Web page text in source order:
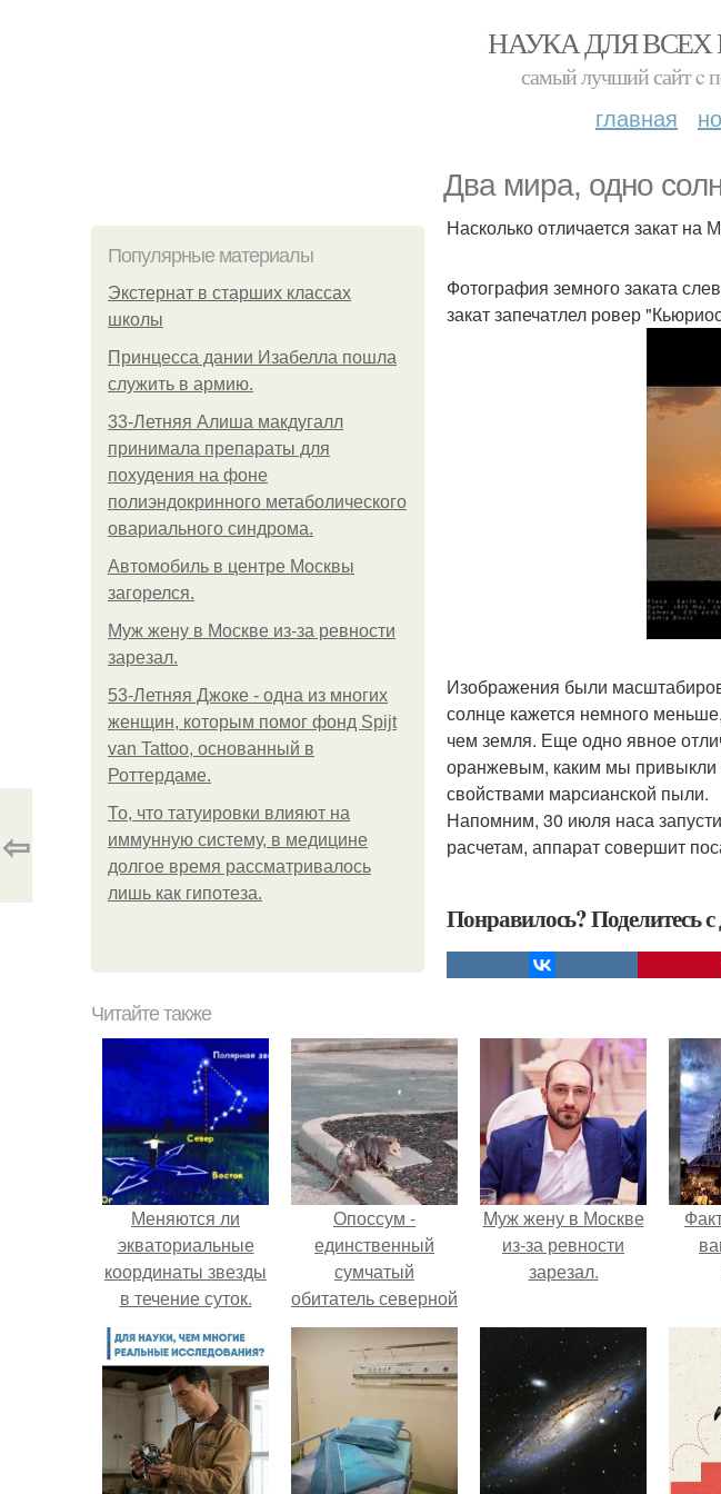
НАУКА ДЛЯ
самый лучший сайт c
главная
Два мира, одно
Популярные материалы
Экстернат в старших классах
школы
Принцесса дании Изабелла пошла
служить в армию.
33-Летняя Алиша макдугалл
принимала препараты для
похудения на фоне
полиэндокринного метаболического
овариального синдрома.
Автомобиль в центре Москвы
загорелся.
Mуж жену в Москве из-за ревности
зарезал.
53-Летняя Джоке - одна из многих
женщин, которым помог фонд Spijt
van Tattoo, основанный в
Роттердаме.
То, что татуировки влияют на
иммунную систему, в медицине
долгое время рассматривалось
лишь как гипотеза.
Насколько отличается закат
Фотография земного заката
закат запечатлел ровер
Изображения были
солнце кажется немного
чем земля. Еще одно явное
оранжевым, каким мы привыкли
свойствами марсианской пыли.
Напомним, 30 июля наса
расчетам, аппарат совершит
Понравилось? Поделитесь
⇦
Читайте также
Меняются ли
экваториальные
координаты звезды
в течение суток.
географических
координат по
звездам.
Опоссум -
единственный
сумчатый
обитатель северной
америки.
Mуж жену в Москве
из-за ревности
зарезал.